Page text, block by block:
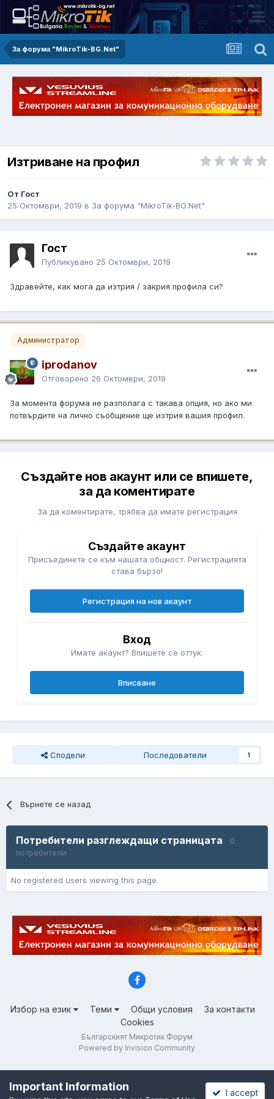
За форума "MikroTik-BG.Net"
Изтриване на профил
От Гост
25 Октомври, 2019 в За форума "MikroTik-BG.Net"
Гост
Публикувано 25 Октомври, 2019
Здравейте, как мога да изтрия / закрия профила си?
Администратор
iprodanov
Отговорено 26 Октомври, 2019
За момента форума не разполага с такава опция, но ако ми
потвърдите на лично съобщение ще изтрия вашия профил.
Създайте нов акаунт или се впишете,
за да коментирате
За да коментирате, трябва да имате регистрация
Създайте акаунт
Присъединете се към нашата общност. Регистрацията
става бързо!
Регистрация на нов акаунт
Вход
Имате акаунт? Впишете се оттук.
Вписване
Сподели Последователи 1
Върнете се назад
Потребители разглеждащи страницата
0
потребители
No registered users viewing this page.
Избор на език Теми Общи условия
За контакти
Cookies
Българският Микротик Форум
Powered by Invision Community
Important Information I accept